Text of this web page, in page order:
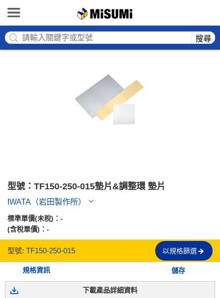
搜尋
型號：TF150-250-015墊片&調整環 墊片
IWATA（岩田製作所）
標準單價(未稅)： -
(含稅單價)： -
型號: TF150-250-015 以規格篩選
規格資訊 儲存
下載產品詳細資料